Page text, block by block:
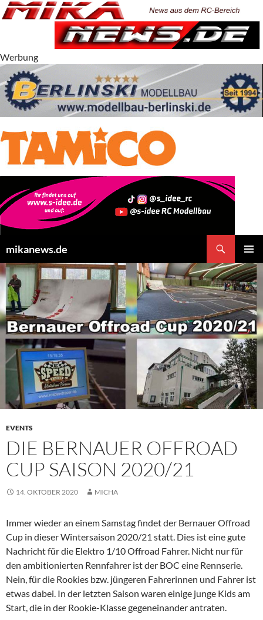
Zum
Inhalt
Werbung
mikanews.de
MENÜ
EVENTS
DIE BERNAUER OFFROAD
CUP SAISON 2020/21
14. OKTOBER 2020 MICHA
Immer wieder an einem Samstag findet der Bernauer Offroad
Cup in dieser Wintersaison 2020/21 statt. Dies ist eine gute
Nachricht für die Elektro 1/10 Offroad Fahrer. Nicht nur für
den ambitionierten Rennfahrer ist der BOC eine Rennserie.
Nein, für die Rookies bzw. jüngeren Fahrerinnen und Fahrer ist
etwas dabei. In der letzten Saison waren einige junge Kids am
Start, die in der Rookie-Klasse gegeneinander antraten.